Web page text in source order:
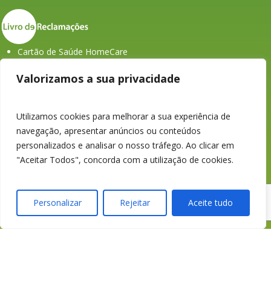
Valorizamos a sua privacidade
Utilizamos cookies para melhorar a sua experiência de
navegação, apresentar anúncios ou conteúdos
personalizados e analisar o nosso tráfego. Ao clicar em
"Aceitar Todos", concorda com a utilização de cookies.
Personalizar Rejeitar Aceite tudo
Cartão de Saúde HomeCare
ASF
História dos Seguros em Portugal